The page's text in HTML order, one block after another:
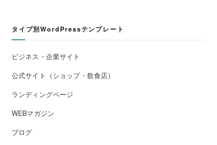
タイプ別WordPressテンプレート
ビジネス・企業サイト
公式サイト（ショップ・飲食店）
ランディングページ
WEBマガジン
ブログ